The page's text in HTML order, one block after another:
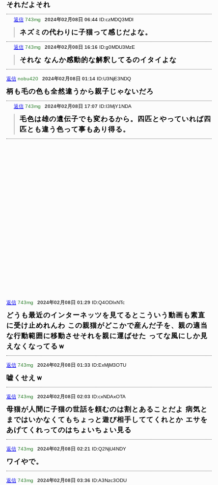
それだよそれ
返信 743mg 2024年02月08日 06:44 ID:czMDQ3MDI
ネズミの代わりに子猫って感じだよな。
返信 743mg 2024年02月08日 16:16 ID:g0MDU3MzE
それな なんか感動的な解釈してるのイタイよな
返信 nobu420 2024年02月08日 01:14 ID:U3NjE3NDQ
柄も毛の色も全然違うから親子じゃないだろ
返信 743mg 2024年02月08日 17:07 ID:I3MjY1NDA
毛色は雄の遺伝子でも変わるから。四匹とやっていれば四
匹とも違う色って事もあり得る。
返信 743mg 2024年02月08日 01:29 ID:Q4ODIxNTc
どうも最近のインターネッツを見てるとこういう動画も素直
に受け止めれんわ この親猫がどこかで産んだ子を、親の適当
な行動範囲に移動させそれを親に運ばせた ってな風にしか見
えなくなってるｗ
返信 743mg 2024年02月08日 01:33 ID:ExMjM3OTU
嘘くせえｗ
返信 743mg 2024年02月08日 02:03 ID:cxNDAxOTA
母猫が人間に子猫の世話を頼むのは割とあることだよ 病気と
まではいかなくてもちょっと遊び相手しててくれとか エサを
あげてくれってのはちょいちょい見る
返信 743mg 2024年02月08日 02:21 ID:Q2NjU4NDY
ワイやで。
返信 743mg 2024年02月08日 03:36 ID:A3Nzc3ODU